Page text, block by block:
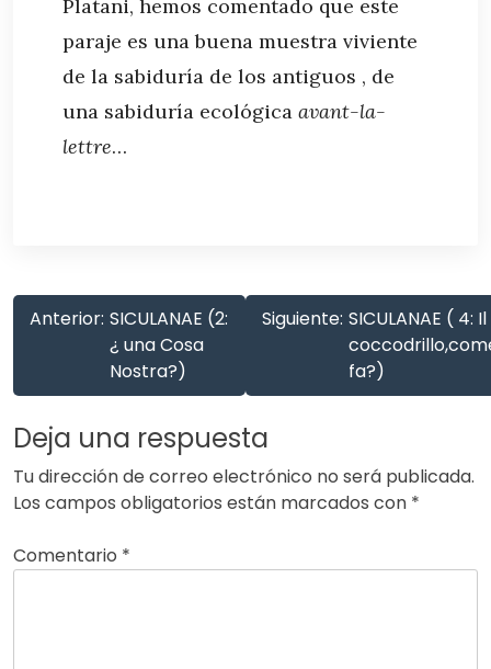
Platani, hemos comentado que este
paraje es una buena muestra viviente
de la sabiduría de los antiguos , de
una sabiduría ecológica avant-la-
lettre…
Anterior: SICULANAE (2:
¿ una Cosa
Nostra?)
Siguiente: SICULANAE ( 4: Il
fa?)
Deja una respuesta
Tu dirección de correo electrónico no será publicada.
Los campos obligatorios están marcados con *
Comentario *